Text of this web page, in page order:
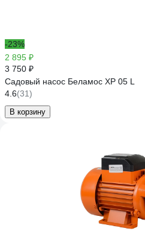
-23%
2 895 ₽
3 750 ₽
Садовый насос Беламос XP 05 L
4.6(31)
В корзину